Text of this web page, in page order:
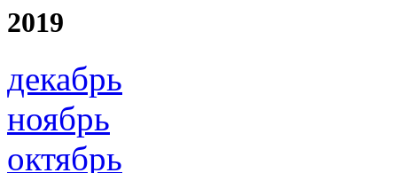
2019
декабрь
ноябрь
октябрь